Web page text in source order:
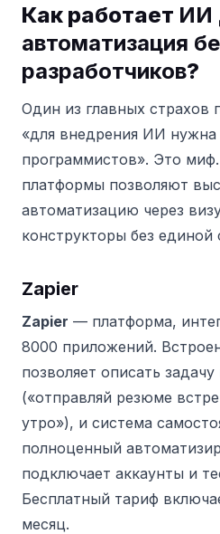
Как работает ИИ
автоматизация
разработчиков?
Один из главных
«для внедрения ИИ
программистов». Это
платформы позволяют
автоматизацию через
конструкторы без единой
Zapier
Zapier — платформа,
8000 приложений.
позволяет описать
(«отправляй резюме
утро»), и система
полноценный
подключает аккаунты и
Бесплатный тариф
месяц.